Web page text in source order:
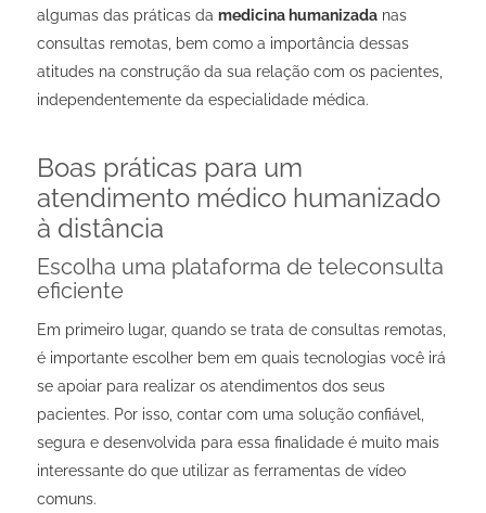
algumas das práticas da medicina humanizadanas
consultas remotas, bem como a importância dessas
atitudes na construção da sua relação com os pacientes,
independentemente da especialidade médica.
Boas práticas para um
atendimento médico humanizado
à distância
Escolha uma plataforma de teleconsulta
eficiente
Em primeiro lugar, quando se trata de consultas remotas,
é importante escolher bem em quais tecnologias você irá
se apoiar para realizar os atendimentos dos seus
pacientes. Por isso, contar com uma solução confiável,
segura e desenvolvida para essa finalidade é muito mais
interessante do que utilizar as ferramentas de vídeo
comuns.